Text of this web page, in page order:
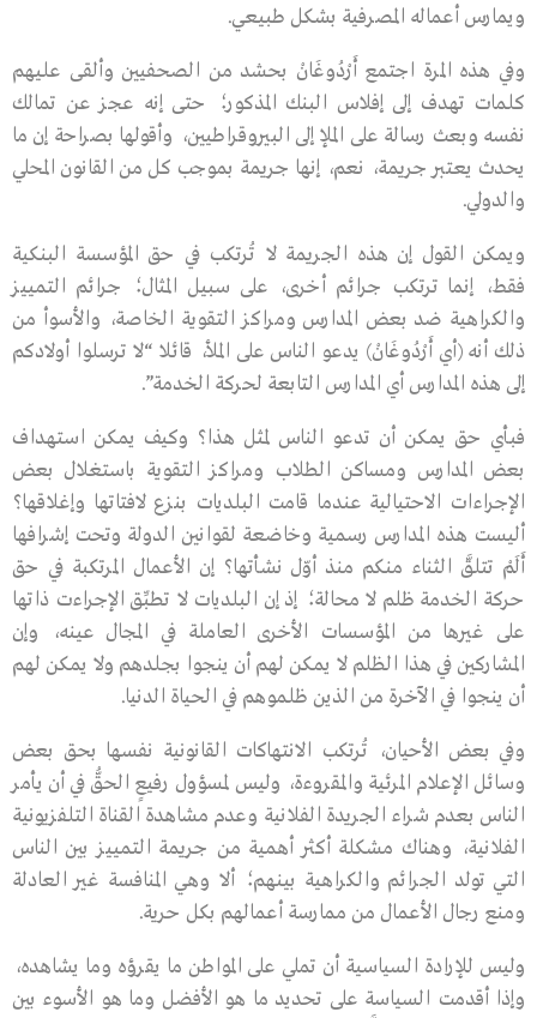
ويمارس أعماله المصرفية بشكل طبيعي.
وفي هذه المرة اجتمع أَرْدُوغَانْ بحشد من الصحفيين وألقى عليهم
كلمات تهدف إلى إفلاس البنك المذكور؛ حتى إنه عجز عن تمالك
نفسه وبعث رسالة على الملإ إلى البيروقراطيين، وأقولها بصراحة إن ما
يحدث يعتبر جريمة، نعم، إنها جريمة بموجب كل من القانون المحلي
والدولي.
ويمكن القول إن هذه الجريمة لا تُرتكب في حق المؤسسة البنكية
فقط، إنما ترتكب جرائم أخرى، على سبيل المثال؛ جرائم التمييز
والكراهية ضد بعض المدارس ومراكز التقوية الخاصة، والأسوأ من
ذلك أنه (أي أَرْدُوغَانْ) يدعو الناس على الملأ، قائلا “لا ترسلوا أولادكم
إلى هذه المدارس أي المدارس التابعة لحركة الخدمة”.
فبأي حق يمكن أن تدعو الناس لمثل هذا؟ وكيف يمكن استهداف
بعض المدارس ومساكن الطلاب ومراكز التقوية باستغلال بعض
الإجراءات الاحتيالية عندما قامت البلديات بنزع لافتاتها وإغلاقها؟
أليست هذه المدارس رسمية وخاضعة لقوانين الدولة وتحت إشرافها
أَلَمْ تتلقَّ الثناء منكم منذ أوّل نشأتها؟ إن الأعمال المرتكبة في حق
حركة الخدمة ظلم لا محالة؛ إذ إن البلديات لا تطبِّق الإجراءت ذاتها
على غيرها من المؤسسات الأخرى العاملة في المجال عينه، وإن
المشاركين في هذا الظلم لا يمكن لهم أن ينجوا بجلدهم ولا يمكن لهم
أن ينجوا في الآخرة من الذين ظلموهم في الحياة الدنيا.
وفي بعض الأحيان، تُرتكب الانتهاكات القانونية نفسها بحق بعض
وسائل الإعلام المرئية والمقروءة، وليس لمسؤول رفيعٍ الحقُّ في أن يأمر
الناس بعدم شراء الجريدة الفلانية وعدم مشاهدة القناة التلفزيونية
الفلانية، وهناك مشكلة أكثر أهمية من جريمة التمييز بين الناس
التي تولد الجرائم والكراهية بينهم؛ ألا وهي المنافسة غير العادلة
ومنع رجال الأعمال من ممارسة أعمالهم بكل حرية.
وليس للإرادة السياسية أن تملي على المواطن ما يقرؤه وما يشاهده،
وإذا أقدمت السياسة على تحديد ما هو الأفضل وما هو الأسوء بين